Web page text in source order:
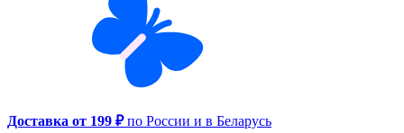
Доставка от 199 ₽по России и в Беларусь